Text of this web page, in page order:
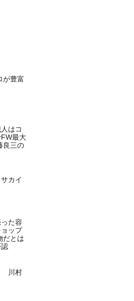
が豊富
はコ
最大
良三の
カイ
た容
ップ
だとは
川村